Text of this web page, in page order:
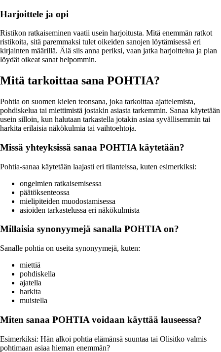
Harjoittele ja opi
Ristikon ratkaiseminen vaatii usein harjoitusta. Mitä enemmän ratkot
ristikoita, sitä paremmaksi tulet oikeiden sanojen löytämisessä eri
kirjainten määrillä. Älä siis anna periksi, vaan jatka harjoittelua ja pian
löydät oikeat sanat helpommin.
Mitä tarkoittaa sana POHTIA?
Pohtia on suomen kielen teonsana, joka tarkoittaa ajattelemista,
pohdiskelua tai miettimistä jostakin asiasta tarkemmin. Sanaa käytetään
usein silloin, kun halutaan tarkastella jotakin asiaa syvällisemmin tai
harkita erilaisia näkökulmia tai vaihtoehtoja.
Missä yhteyksissä sanaa POHTIA käytetään?
Pohtia-sanaa käytetään laajasti eri tilanteissa, kuten esimerkiksi:
ongelmien ratkaisemisessa
päätöksenteossa
mielipiteiden muodostamisessa
asioiden tarkastelussa eri näkökulmista
Millaisia synonyymejä sanalla POHTIA on?
Sanalle pohtia on useita synonyymejä, kuten:
miettiä
pohdiskella
ajatella
harkita
muistella
Miten sanaa POHTIA voidaan käyttää lauseessa?
Esimerkiksi: Hän alkoi pohtia elämänsä suuntaa tai Olisitko valmis
pohtimaan asiaa hieman enemmän?